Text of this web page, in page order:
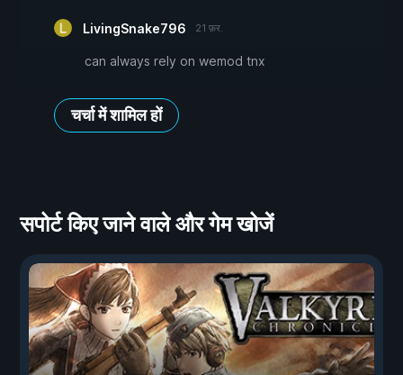
LivingSnake796 21 फ़र.
can always rely on wemod tnx
चर्चा में शामिल हों
सपोर्ट किए जाने वाले और गेम खोजें